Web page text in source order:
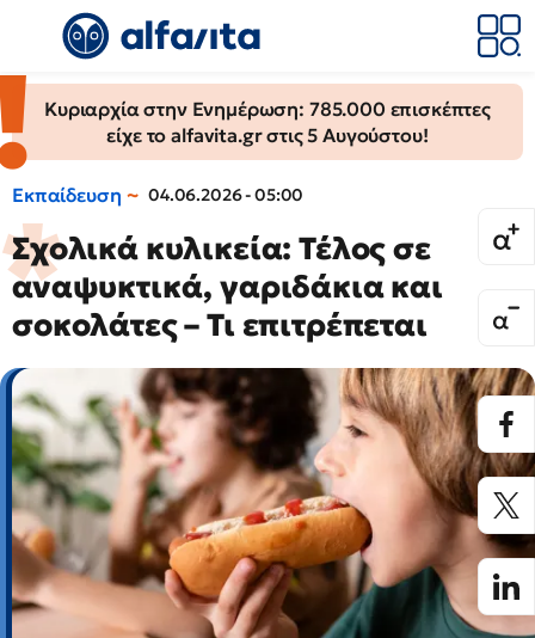
Κυριαρχία στην Ενημέρωση: 785.000 επισκέπτες
είχε το alfavita.gr στις 5 Αυγούστου!
Εκπαίδευση 04.06.2026 - 05:00
Σχολικά κυλικεία: Τέλος σε
αναψυκτικά, γαριδάκια και
σοκολάτες – Τι επιτρέπεται